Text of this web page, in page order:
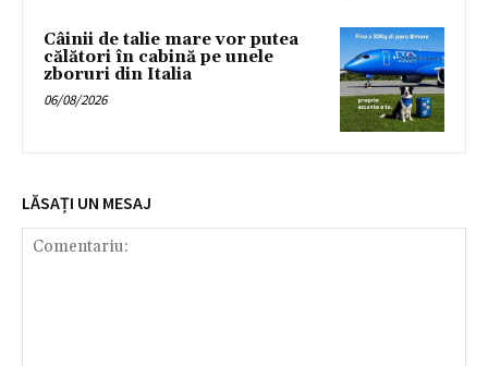
Câinii de talie mare vor putea
călători în cabină pe unele
zboruri din Italia
06/08/2026
LĂSAȚI UN MESAJ